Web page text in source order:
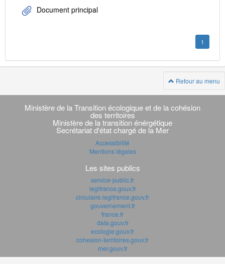
Document principal
1
Retour au menu
Navigation
transverse
Ministère de la Transition écologique et de la cohésion
des territoires
Ministère de la transition énérgétique
Secrétariat d'état chargé de la Mer
Accessibilité
Mentions légales
Les sites publics
service-public.fr
legifrance.gouv.fr
circulaire.legifrance.gouv.fr
gouvernement.fr
france.fr
data.gouv.fr
ecologie.gouv.fr
cohesion-territoires.gouv.fr
mer.gouv.fr